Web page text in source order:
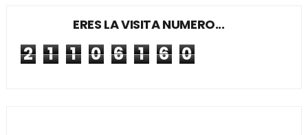
ERES LA VISITA NUMERO...
2 1 1 0 6 1 6 0